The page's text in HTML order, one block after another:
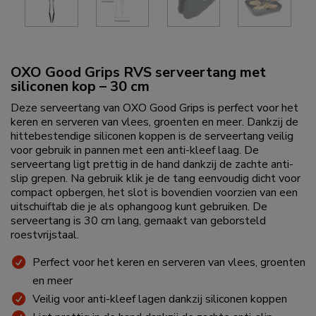
OXO Good Grips RVS serveertang met
siliconen kop – 30 cm
Deze serveertang van OXO Good Grips is perfect voor het
keren en serveren van vlees, groenten en meer. Dankzij de
hittebestendige siliconen koppen is de serveertang veilig
voor gebruik in pannen met een anti-kleef laag. De
serveertang ligt prettig in de hand dankzij de zachte anti-
slip grepen. Na gebruik klik je de tang eenvoudig dicht voor
compact opbergen, het slot is bovendien voorzien van een
uitschuiftab die je als ophangoog kunt gebruiken. De
serveertang is 30 cm lang, gemaakt van geborsteld
roestvrijstaal.
Perfect voor het keren en serveren van vlees, groenten
en meer
Veilig voor anti-kleef lagen dankzij siliconen koppen